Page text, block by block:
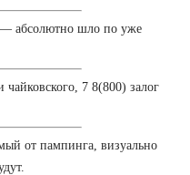
— абсолютно шло по уже
7 8(800) залог
от пампинга, визуально